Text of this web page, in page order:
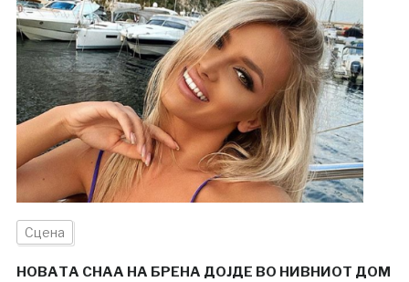
Сцена
НОВАТА СНАА НА БРЕНА ДОЈДЕ ВО НИВНИОТ ДОМ